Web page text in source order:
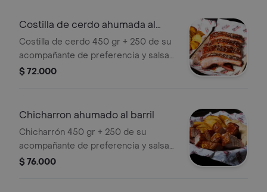
Costilla de cerdo ahumada al
barril
Costilla de cerdo 450 gr + 250 de su
acompañante de preferencia y salsas
de la casa.
$ 72.000
Chicharron ahumado al barril
Chicharrón 450 gr + 250 de su
acompañante de preferencia y salsas
de la casa.
$ 76.000